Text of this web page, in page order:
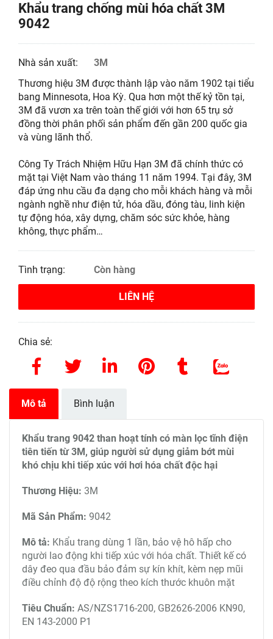
Khẩu trang chống mùi hóa chất 3M
9042
Nhà sản xuất:
3M
Thương hiệu 3M được thành lập vào năm 1902 tại tiểu
bang Minnesota, Hoa Kỳ. Qua hơn một thế kỷ tồn tại,
3M đã vươn xa trên toàn thế giới với hơn 65 trụ sở
đồng thời phân phối sản phẩm đến gần 200 quốc gia
và vùng lãnh thổ.
Công Ty Trách Nhiệm Hữu Hạn 3M đã chính thức có
mặt tại Việt Nam vào tháng 11 năm 1994. Tại đây, 3M
đáp ứng nhu cầu đa dạng cho mỗi khách hàng và mỗi
ngành nghề như điện tử, hóa dầu, đóng tàu, linh kiện
tự động hóa, xây dựng, chăm sóc sức khỏe, hàng
không, thực phẩm…
Tình trạng: Còn hàng
LIÊN HỆ
Chia sẻ:
Mô tả Bình luận
Khẩu trang 9042 than hoạt tính có màn lọc tĩnh điện
tiên tiến từ 3M, giúp người sử dụng giảm bớt mùi
khó chịu khi tiếp xúc với hơi hóa chất độc hại
Thương Hiệu: 3M
Mã Sản Phẩm: 9042
Mô tả: Khẩu trang dùng 1 lần, bảo vệ hô hấp cho
người lao động khi tiếp xúc với hóa chất. Thiết kế có
dây đeo qua đầu bảo đảm sự kín khít, kèm nẹp mũi
điều chỉnh độ độ rộng theo kích thước khuôn mặt
Tiêu Chuẩn: AS/NZS1716-200, GB2626-2006 KN90,
EN 143-2000 P1